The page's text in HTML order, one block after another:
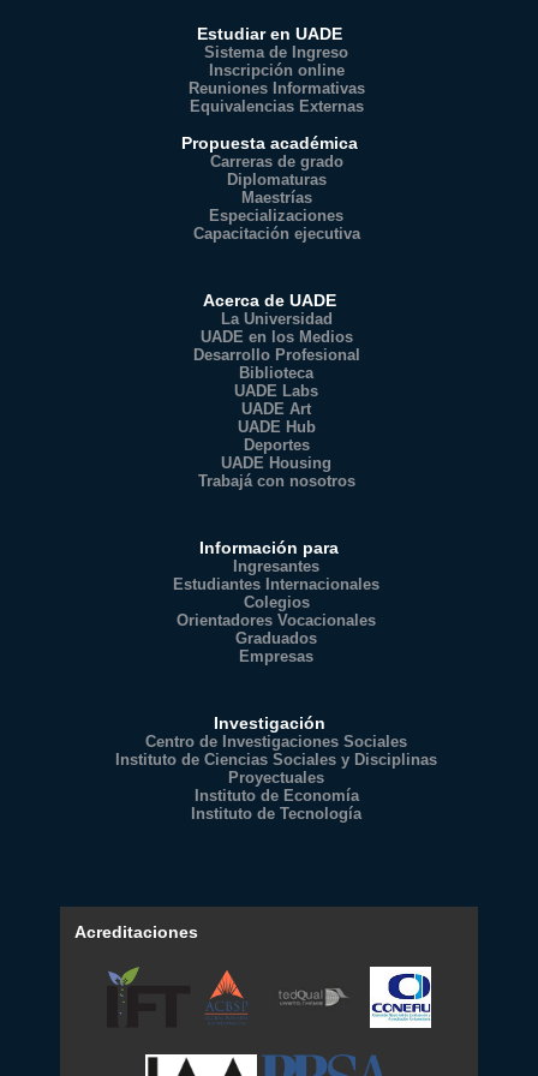
Estudiar en UADE
Sistema de Ingreso
Inscripción online
Reuniones Informativas
Equivalencias Externas
Propuesta académica
Carreras de grado
Diplomaturas
Maestrías
Especializaciones
Capacitación ejecutiva
Acerca de UADE
La Universidad
UADE en los Medios
Desarrollo Profesional
Biblioteca
UADE Labs
UADE Art
UADE Hub
Deportes
UADE Housing
Trabajá con nosotros
Información para
Ingresantes
Estudiantes Internacionales
Colegios
Orientadores Vocacionales
Graduados
Empresas
Investigación
Centro de Investigaciones Sociales
Instituto de Ciencias Sociales y Disciplinas
Proyectuales
Instituto de Economía
Instituto de Tecnología
Acreditaciones